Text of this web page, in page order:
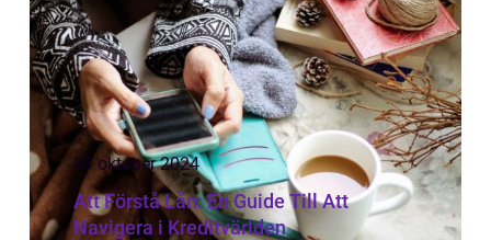
03 oktober 2024
Att Förstå Lån: En Guide Till Att
Navigera i Kreditvärlden